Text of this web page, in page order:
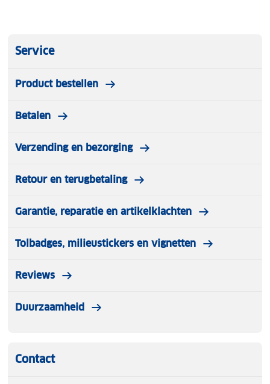
Service
Product bestellen
Betalen
Verzending en bezorging
Retour en terugbetaling
Garantie, reparatie en artikelklachten
Tolbadges, milieustickers en vignetten
Reviews
Duurzaamheid
Contact